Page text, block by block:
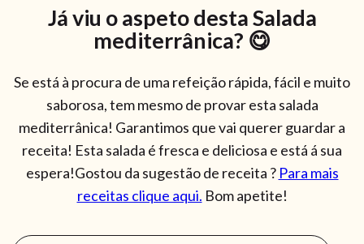
Já viu o aspeto desta Salada
mediterrânica? 😋
Se está à procura de uma refeição rápida, fácil e muito
saborosa, tem mesmo de provar esta salada
mediterrânica! Garantimos que vai querer guardar a
receita! Esta salada é fresca e deliciosa e está á sua
espera!Gostou da sugestão de receita ? Para mais
receitas clique aqui. Bom apetite!